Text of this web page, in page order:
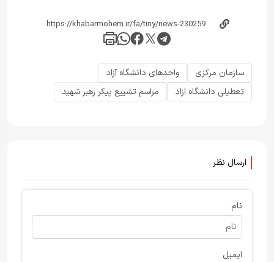
سازمان مرکزی
واحدهای دانشگاه آزاد
تعطیلی دانشگاه ازاد
مراسم تشییع پیکر رهبر شهید
ارسال نظر
نام
ایمیل